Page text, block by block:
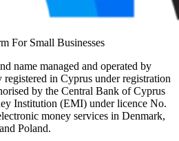
For Small Businesses
name managed and operated by
in Cyprus under registration
by the Central Bank of Cyprus
Institution (EMI) under licence No.
money services in Denmark,
Poland.